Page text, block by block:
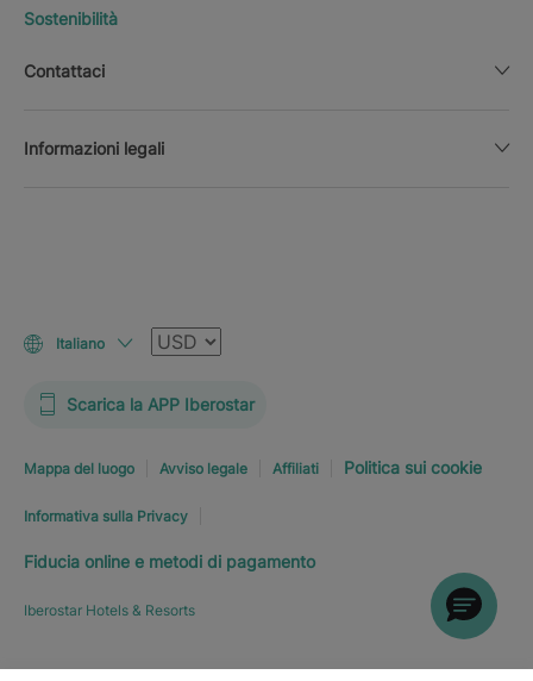
Sostenibilità
Contattaci
Informazioni legali
Italiano Valuta
Scarica la APP Iberostar
Mappa del luogo Avviso legale Affiliati Politica sui cookie
Informativa sulla Privacy
Fiducia online e metodi di pagamento
Iberostar Hotels & Resorts